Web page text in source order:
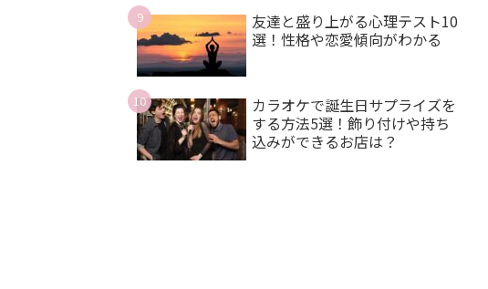
友達と盛り上がる心理テスト10
選！性格や恋愛傾向がわかる
カラオケで誕生日サプライズを
する方法5選！飾り付けや持ち
込みができるお店は？